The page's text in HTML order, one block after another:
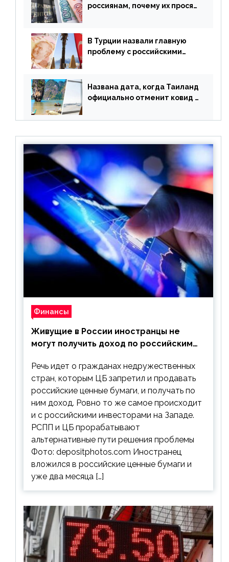
россиянам, почему их просят
В Турции назвали главную
проблему с российскими
Названа дата, когда Таиланд
официально отменит ковид и
Финансы
Живущие в России иностранцы не
могут получить доход по российским
Речь идет о гражданах недружественных
стран, которым ЦБ запретил и продавать
российские ценные бумаги, и получать по
ним доход. Ровно то же самое происходит
и с российскими инвесторами на Западе.
РСПП и ЦБ прорабатывают
альтернативные пути решения проблемы
Фото: depositphotos.com Иностранец
вложился в российские ценные бумаги и
уже два месяца […]